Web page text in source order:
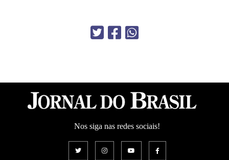
Nos siga nas redes sociais!